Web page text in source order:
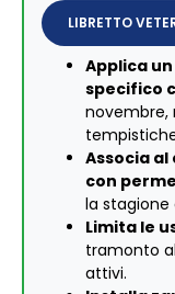
LIBRETTO
Applica
specifico
novembre,
Associa
con
la
Limita le
tramonto
attivi.